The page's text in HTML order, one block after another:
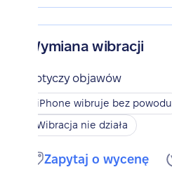
Wymiana wibracji
Dotyczy objawów
iPhone wibruje bez powodu
Wibracja nie działa
Zapytaj o wycenę